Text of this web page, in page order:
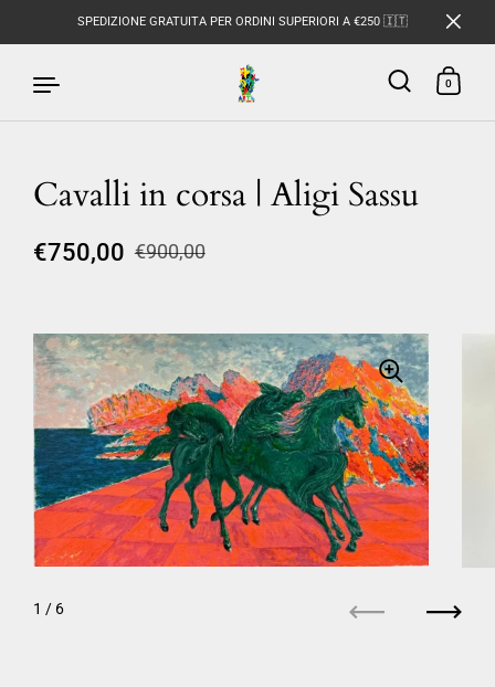
Passa ai contenuti
SPEDIZIONE GRATUITA PER ORDINI SUPERIORI A €250 🇮🇹
0
Cavalli in corsa | Aligi Sassu
€750,00 €900,00
1 / 6